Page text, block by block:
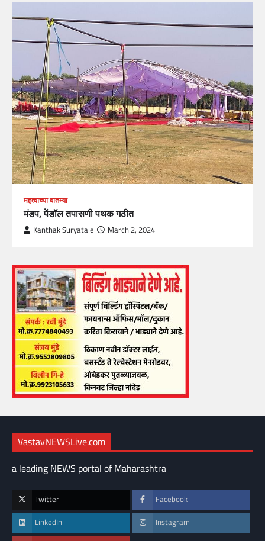
महत्वाच्या बातम्या
मंडप, पेंडॉल तपासणी पथक गठीत
Kanthak Suryatale March 2, 2024
VastavNEWSLive.com
a leading NEWS portal of Maharashtra
Twitter Facebook
LinkedIn Instagram